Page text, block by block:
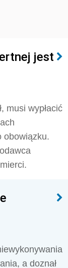
jest
musi wypłacić
obowiązku.
a doznał